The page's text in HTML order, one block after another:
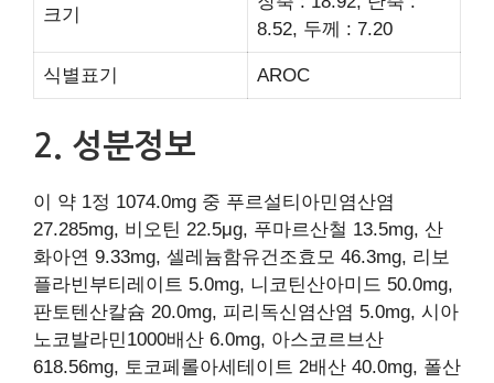
크기
8.52, 두께 : 7.20
식별표기 AROC
2. 성분정보
이 약 1정 1074.0mg 중 푸르설티아민염산염
27.285mg, 비오틴 22.5μg, 푸마르산철 13.5mg, 산
화아연 9.33mg, 셀레늄함유건조효모 46.3mg, 리보
플라빈부티레이트 5.0mg, 니코틴산아미드 50.0mg,
판토텐산칼슘 20.0mg, 피리독신염산염 5.0mg, 시아
노코발라민1000배산 6.0mg, 아스코르브산
618.56mg, 토코페롤아세테이트 2배산 40.0mg, 폴산